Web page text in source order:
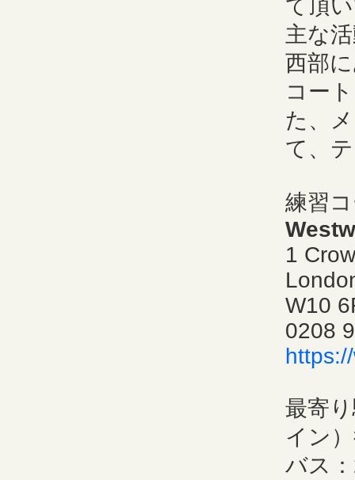
て頂
主な
西部
コー
た、
て、
練習
1
W10
0208
最寄
イン
バス